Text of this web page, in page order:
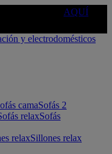
AQUÍ
camaSofás 2
relaxSofás
relaxSillones relax